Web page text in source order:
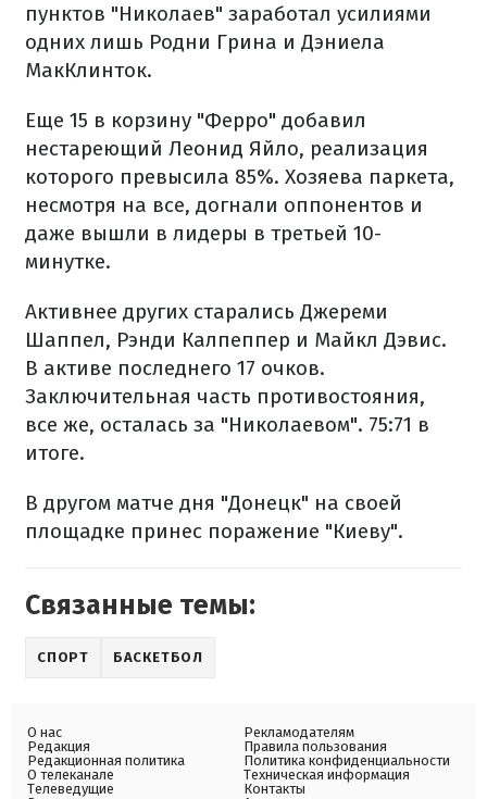
пунктов "Николаев" заработал усилиями
одних лишь Родни Грина и Дэниела
МакКлинток.
Еще 15 в корзину "Ферро" добавил
нестареющий Леонид Яйло, реализация
которого превысила 85%. Хозяева паркета,
несмотря на все, догнали оппонентов и
даже вышли в лидеры в третьей 10-
минутке.
Активнее других старались Джереми
Шаппел, Рэнди Калпеппер и Майкл Дэвис.
В активе последнего 17 очков.
Заключительная часть противостояния,
все же, осталась за "Николаевом". 75:71 в
итоге.
В другом матче дня "Донецк" на своей
площадке принес поражение "Киеву".
Связанные темы:
СПОРТ БАСКЕТБОЛ
О нас
Редакция
Редакционная политика
О телеканале
Телеведущие
Рекламодателям
Правила пользования
Политика конфиденциальности
Техническая информация
Контакты